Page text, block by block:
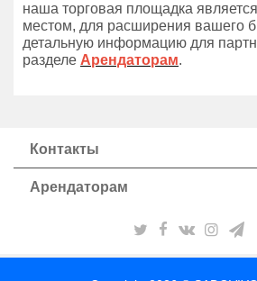
наша торговая площадка
местом, для расширения вашего
детальную информацию для
разделе Арендаторам.
Контакты
Арендаторам